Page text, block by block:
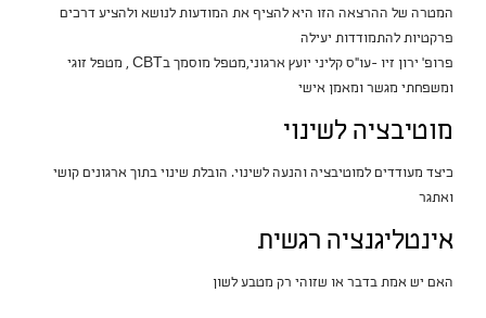
המטרה של ההרצאה הזו היא להציף את המודעות לנושא ולהציע דרכים
פרקטיות להתמודדות יעילה
פרופ' ירון זיו -עו"ס קליני יועץ ארגוני,מטפל מוסמך בCBT , מטפל זוגי
ומשפחתי מגשר ומאמן אישי
מוטיבציה לשינוי
כיצד מעודדים למוטיבציה והנעה לשינוי. הובלת שינוי בתוך ארגונים קושי
ואתגר
אינטליגנציה רגשית
האם יש אמת בדבר או שזוהי רק מטבע לשון